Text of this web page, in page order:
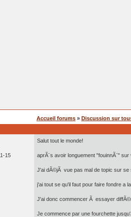
Accueil forums » Discussion sur
15
Salut tout le monde!
aprÃ¨s avoir longuement "fouinnÃ¨"
J'ai dÃ©jÃ vue pas mal de topic sur se
j'ai tout se qu'il faut pour faire fondre a
J'ai donc commencer Ã essayer
Je commence par une fourchette